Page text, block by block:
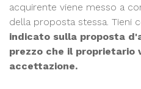
acquirente viene messo a
della proposta stessa. Tieni
indicato sulla proposta
prezzo che il proprietario
accettazione.